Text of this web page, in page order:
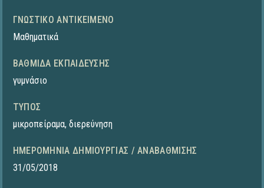
ΓΝΩΣΤΙΚΌ ΑΝΤΙΚΕΊΜΕΝΟ
Μαθηματικά
ΒΑΘΜΊΔΑ ΕΚΠΑΊΔΕΥΣΗΣ
γυμνάσιο
ΤΎΠΟΣ
μικροπείραμα, διερεύνηση
ΗΜΕΡΟΜΗΝΊΑ ΔΗΜΙΟΥΡΓΊΑΣ / ΑΝΑΒΆΘΜΙΣΗΣ
31/05/2018